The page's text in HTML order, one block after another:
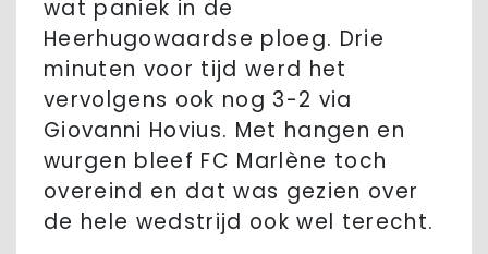
wat paniek in de
Heerhugowaardse ploeg. Drie
minuten voor tijd werd het
vervolgens ook nog 3-2 via
Giovanni Hovius. Met hangen en
wurgen bleef FC Marlène toch
overeind en dat was gezien over
de hele wedstrijd ook wel terecht.